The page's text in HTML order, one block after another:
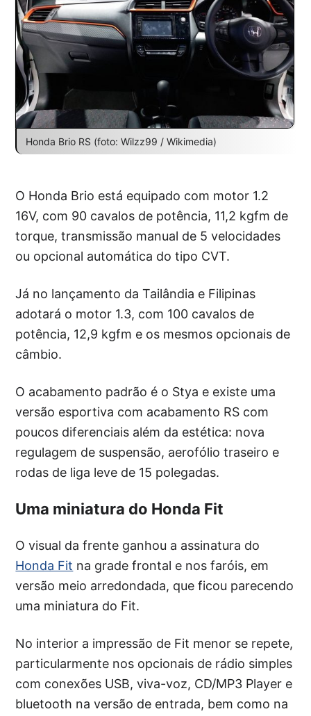
Honda Brio RS (foto: Wilzz99 / Wikimedia)
O Honda Brio está equipado com motor 1.2
16V, com 90 cavalos de potência, 11,2 kgfm de
torque, transmissão manual de 5 velocidades
ou opcional automática do tipo CVT.
Já no lançamento da Tailândia e Filipinas
adotará o motor 1.3, com 100 cavalos de
potência, 12,9 kgfm e os mesmos opcionais de
câmbio.
O acabamento padrão é o Stya e existe uma
versão esportiva com acabamento RS com
poucos diferenciais além da estética: nova
regulagem de suspensão, aerofólio traseiro e
rodas de liga leve de 15 polegadas.
Uma miniatura do Honda Fit
O visual da frente ganhou a assinatura do
Honda Fit na grade frontal e nos faróis, em
versão meio arredondada, que ficou parecendo
uma miniatura do Fit.
No interior a impressão de Fit menor se repete,
particularmente nos opcionais de rádio simples
com conexões USB, viva-voz, CD/MP3 Player e
bluetooth na versão de entrada, bem como na